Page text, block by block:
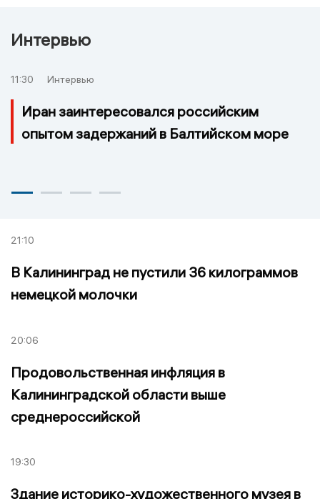
Интервью
11:30 Интервью
Иран заинтересовался российским
опытом задержаний в Балтийском море
21:10
В Калининград не пустили 36 килограммов
немецкой молочки
20:06
Продовольственная инфляция в
Калининградской области выше
среднероссийской
19:30
Здание историко-художественного музея в